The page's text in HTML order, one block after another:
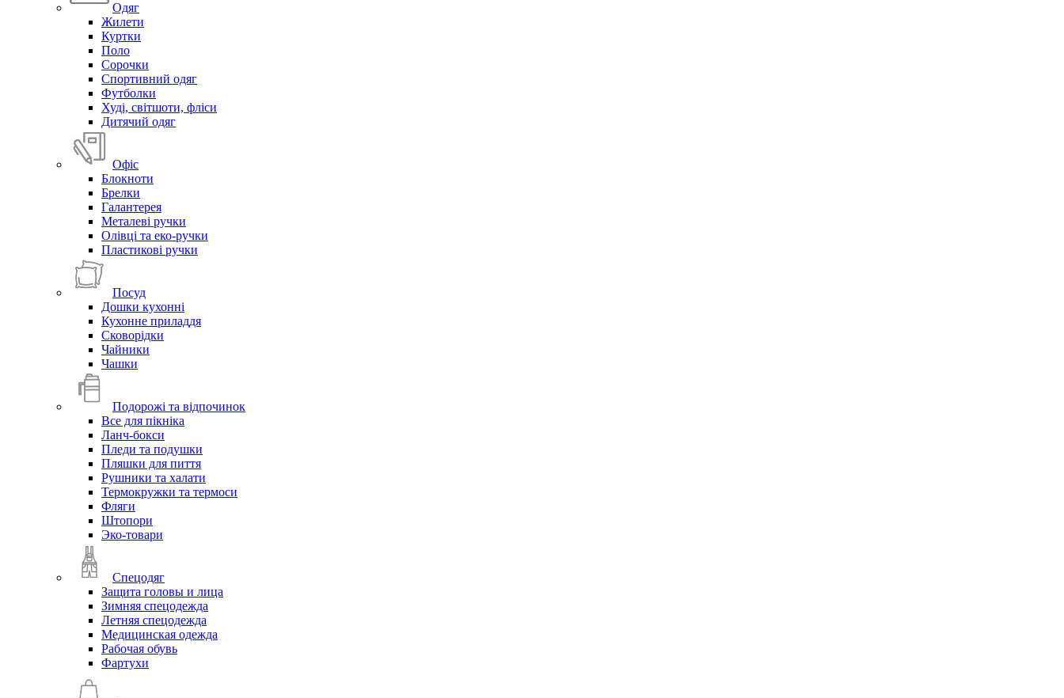
Одяг
Жилети
Куртки
Поло
Сорочки
Спортивний одяг
Футболки
Худі, світшоти, фліси
Дитячий одяг
Офіс
Блокноти
Брелки
Галантерея
Металеві ручки
Олівці та еко-ручки
Пластикові ручки
Посуд
Дошки кухонні
Кухонне приладдя
Сковорідки
Чайники
Чашки
Подорожі та відпочинок
Все для пікніка
Ланч-бокси
Пледи та подушки
Пляшки для пиття
Рушники та халати
Термокружки та термоси
Фляги
Штопори
Эко-товари
Спецодяг
Защита головы и лица
Зимняя спецодежда
Летняя спецодежда
Медицинская одежда
Рабочая обувь
Фартухи